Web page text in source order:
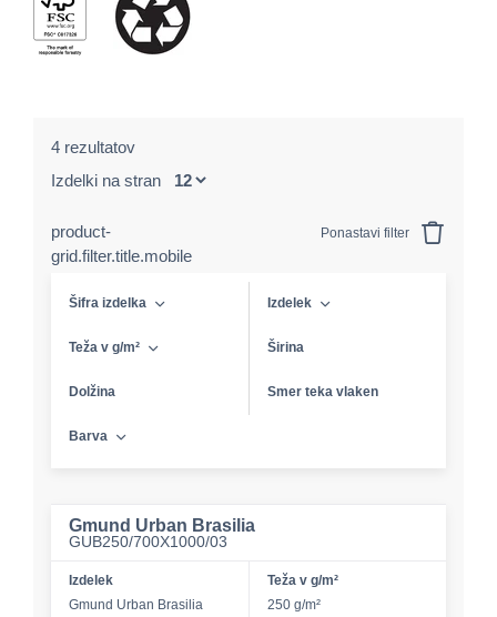
4 rezultatov
Izdelki na stran
product-
grid.filter.title.mobile
Ponastavi filter
Šifra izdelka Izdelek
Teža v g/m² Širina
Dolžina Smer teka vlaken
Barva
Gmund Urban Brasilia
GUB250/700X1000/03
Izdelek
Gmund Urban Brasilia
Teža v g/m²
250 g/m²